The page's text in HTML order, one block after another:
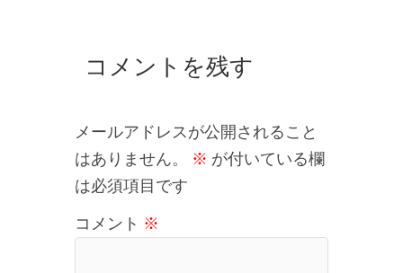
コメントを残す
メールアドレスが公開されること
はありません。
※ が付いている欄
は必須項目です
コメント ※